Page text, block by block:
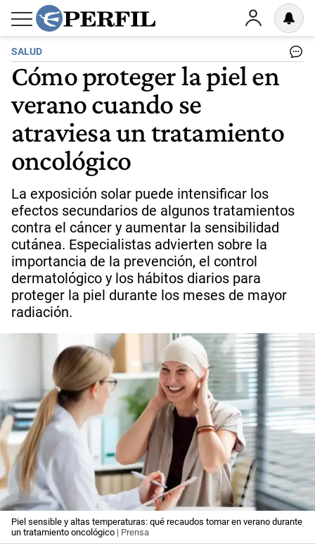
SALUD
Cómo proteger la piel en
verano cuando se
atraviesa un tratamiento
oncológico
La exposición solar puede intensificar los
efectos secundarios de algunos tratamientos
contra el cáncer y aumentar la sensibilidad
cutánea. Especialistas advierten sobre la
importancia de la prevención, el control
dermatológico y los hábitos diarios para
proteger la piel durante los meses de mayor
radiación.
Piel sensible y altas temperaturas: qué recaudos tomar en verano durante
un tratamiento oncológico | Prensa